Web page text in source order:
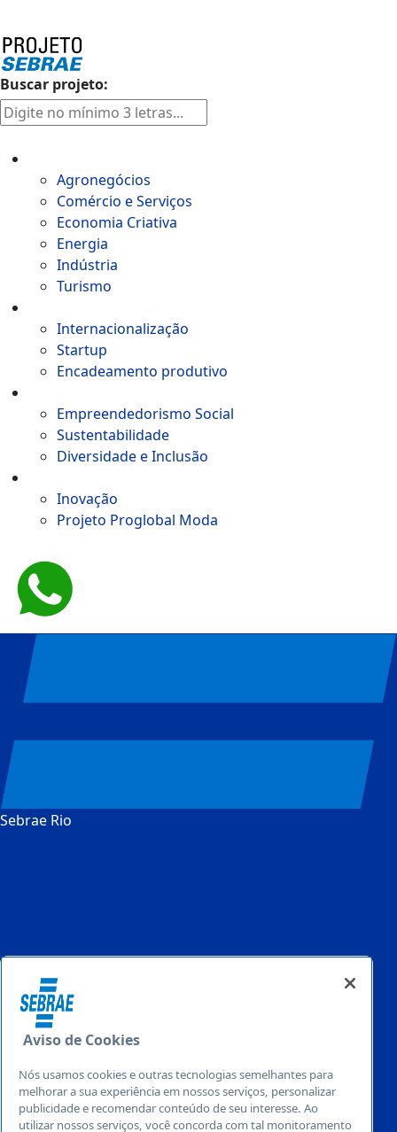
Buscar projeto:
Agronegócios
Comércio e Serviços
Economia Criativa
Energia
Indústria
Turismo
Internacionalização​
Startup
Encadeamento produtivo
Empreendedorismo Social
Sustentabilidade
Diversidade e Inclusão
Inovação
Projeto Proglobal Moda
Sebrae Rio
Aviso de Cookies
Nós usamos cookies e outras tecnologias semelhantes para
melhorar a sua experiência em nossos serviços, personalizar
publicidade e recomendar conteúdo de seu interesse. Ao
utilizar nossos serviços, você concorda com tal monitoramento